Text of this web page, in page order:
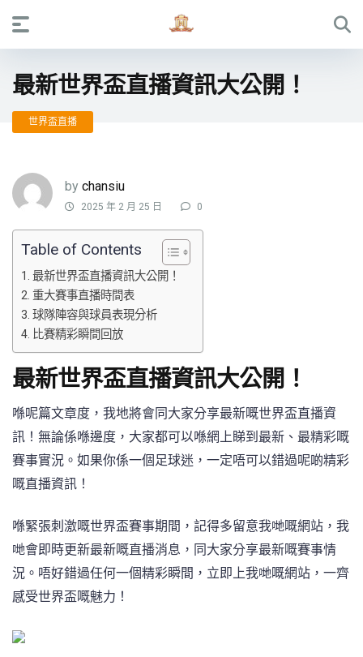
最新世界盃直播資訊大公開！
世界盃直播
by chansiu
2025 年 2 月 25 日 0
Table of Contents
最新世界盃直播資訊大公開！
重大賽事直播時間表
球隊陣容與球員表現分析
比賽精彩瞬間回放
最新世界盃直播資訊大公開！
喺呢篇文章度，我地將會同大家分享最新嘅世界盃直播資
訊！無論係喺邊度，大家都可以喺網上睇到最新、最精彩嘅
賽事實況。如果你係一個足球迷，一定唔可以錯過呢啲精彩
嘅直播資訊！
喺緊張刺激嘅世界盃賽事期間，記得多留意我哋嘅網站，我
哋會即時更新最新嘅直播消息，同大家分享最新嘅賽事情
況。唔好錯過任何一個精彩瞬間，立即上我哋嘅網站，一齊
感受世界盃嘅魅力！